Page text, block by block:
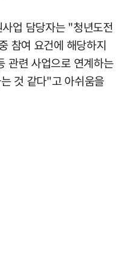
업 담당자는 "청년도전
참여 요건에 해당하지
관련 사업으로 연계하는
것 같다"고 아쉬움을